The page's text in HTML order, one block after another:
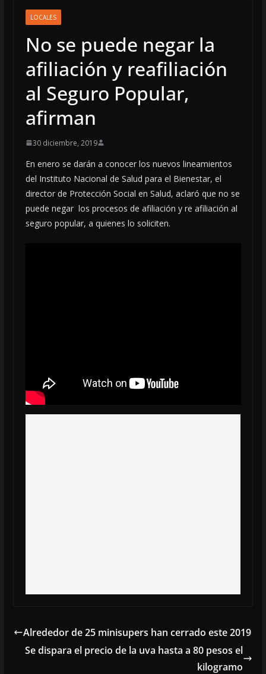
LOCALES
No se puede negar la
afiliación y reafiliación
al Seguro Popular,
afirman
30 diciembre, 2019
En enero se darán a conocer los nuevos lineamientos
del Instituto Nacional de Salud para el Bienestar, el
director de Protección Social en Salud, aclaró que no se
puede negar los procesos de afiliación y re afiliación al
seguro popular, a quienes lo soliciten.
Alrededor de 25 minisupers han cerrado este 2019
Se dispara el precio de la uva hasta a 80 pesos el
kilogramo